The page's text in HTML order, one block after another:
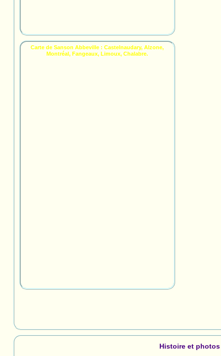
Carte de Sanson Abbeville : Castelnaudary, Alzone,
Montréal, Fangeaux, Limoux, Chalabre.
Histoire et